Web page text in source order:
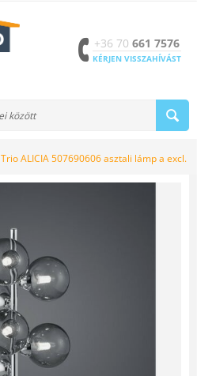
+36 70 661 7576
KÉRJEN VISSZAHÍVÁST
Trio ALICIA 507690606 asztali lámp a excl. 6